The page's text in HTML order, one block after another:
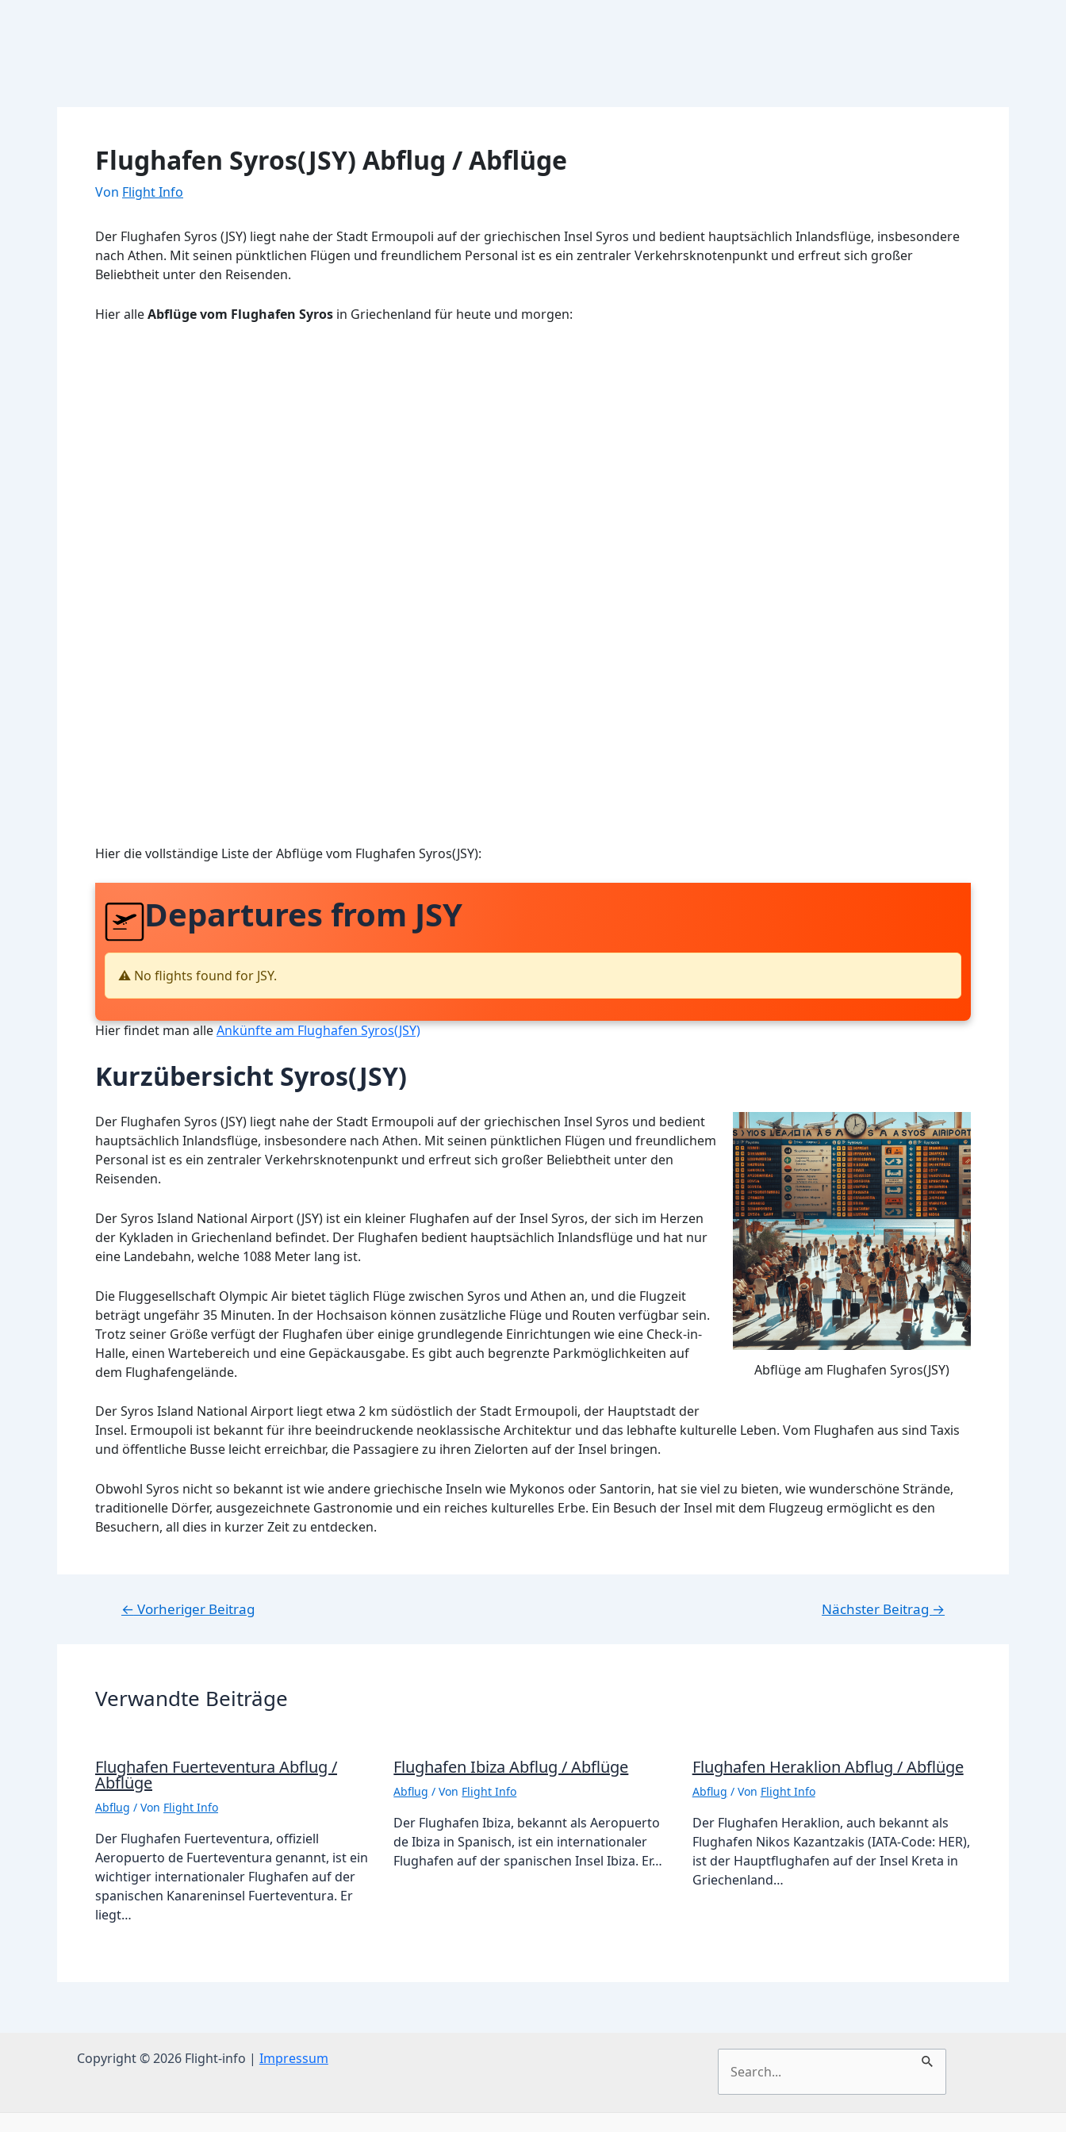
Flughafen Syros(JSY) Abflug / Abflüge
Von Flight Info
Der Flughafen Syros (JSY) liegt nahe der Stadt Ermoupoli auf der griechischen Insel Syros und bedient hauptsächlich Inlandsflüge, insbesondere
nach Athen. Mit seinen pünktlichen Flügen und freundlichem Personal ist es ein zentraler Verkehrsknotenpunkt und erfreut sich großer
Beliebtheit unter den Reisenden.
Hier alleAbflüge vom Flughafen Syros in Griechenland für heute und morgen:
Hier die vollständige Liste der Abflüge vom Flughafen Syros(JSY):
Departures from JSY
⚠️ No flights found for JSY.
Hier findet man alleAnkünfte am Flughafen Syros(JSY)
Kurzübersicht Syros(JSY)
Abflüge am Flughafen Syros(JSY)
Der Flughafen Syros (JSY) liegt nahe der Stadt Ermoupoli auf der griechischen Insel Syros und bedient
hauptsächlich Inlandsflüge, insbesondere nach Athen. Mit seinen pünktlichen Flügen und freundlichem
Personal ist es ein zentraler Verkehrsknotenpunkt und erfreut sich großer Beliebtheit unter den
Reisenden.
Der Syros Island National Airport (JSY) ist ein kleiner Flughafen auf der Insel Syros, der sich im Herzen
der Kykladen in Griechenland befindet. Der Flughafen bedient hauptsächlich Inlandsflüge und hat nur
eine Landebahn, welche 1088 Meter lang ist.
Die Fluggesellschaft Olympic Air bietet täglich Flüge zwischen Syros und Athen an, und die Flugzeit
beträgt ungefähr 35 Minuten. In der Hochsaison können zusätzliche Flüge und Routen verfügbar sein.
Trotz seiner Größe verfügt der Flughafen über einige grundlegende Einrichtungen wie eine Check-in-
Halle, einen Wartebereich und eine Gepäckausgabe. Es gibt auch begrenzte Parkmöglichkeiten auf
dem Flughafengelände.
Der Syros Island National Airport liegt etwa 2 km südöstlich der Stadt Ermoupoli, der Hauptstadt der
Insel. Ermoupoli ist bekannt für ihre beeindruckende neoklassische Architektur und das lebhafte kulturelle Leben. Vom Flughafen aus sind Taxis
und öffentliche Busse leicht erreichbar, die Passagiere zu ihren Zielorten auf der Insel bringen.
Obwohl Syros nicht so bekannt ist wie andere griechische Inseln wie Mykonos oder Santorin, hat sie viel zu bieten, wie wunderschöne Strände,
traditionelle Dörfer, ausgezeichnete Gastronomie und ein reiches kulturelles Erbe. Ein Besuch der Insel mit dem Flugzeug ermöglicht es den
Besuchern, all dies in kurzer Zeit zu entdecken.
Beitragsnavigation
← Vorheriger Beitrag Nächster Beitrag →
Verwandte Beiträge
Flughafen Fuerteventura Abflug /
Abflüge
Abflug / Von Flight Info
Der Flughafen Fuerteventura, offiziell
Aeropuerto de Fuerteventura genannt, ist ein
wichtiger internationaler Flughafen auf der
spanischen Kanareninsel Fuerteventura. Er
liegt…
Flughafen Ibiza Abflug / Abflüge
Abflug / Von Flight Info
Der Flughafen Ibiza, bekannt als Aeropuerto
de Ibiza in Spanisch, ist ein internationaler
Flughafen auf der spanischen Insel Ibiza. Er…
Flughafen Heraklion Abflug / Abflüge
Abflug / Von Flight Info
Der Flughafen Heraklion, auch bekannt als
Flughafen Nikos Kazantzakis (IATA-Code: HER),
ist der Hauptflughafen auf der Insel Kreta in
Griechenland…
Copyright © 2026 Flight-info | Impressum
nach: